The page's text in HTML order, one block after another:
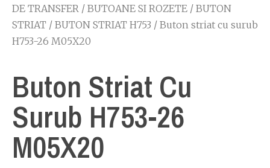
DE TRANSFER / BUTOANE SI ROZETE / BUTON
STRIAT / BUTON STRIAT H753 / Buton striat cu surub
H753-26 M05X20
Buton Striat Cu
Surub H753-26
M05X20